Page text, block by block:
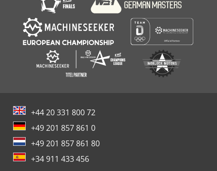
+44 20 331 800 72
+49 201 857 861 0
+49 201 857 861 80
+34 911 433 456